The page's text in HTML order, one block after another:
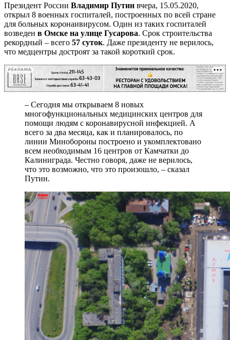
Президент России Владимир Путин вчера, 15.05.2020,
открыл 8 военных госпиталей, построенных по всей стране
для больных коронаивирусом. Один из таких госпиталей
возведен в Омске на улице Гусарова. Срок строительства
рекордный – всего 57 суток. Даже президенту не верилось,
что медцентры достроят за такой короткий срок.
РЕКЛАМА
– Сегодня мы открываем 8 новых
многофункциональных медицинских центров для
помощи людям с коронавирусной инфекцией. А
всего за два месяца, как и планировалось, по
линии Минобороны построено и укомплектовано
всем необходимым 16 центров от Камчатки до
Калиниграда. Честно говоря, даже не верилось,
что это возможно, что это произошло, – сказал
Путин.